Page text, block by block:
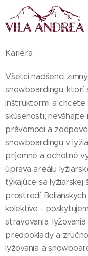
Kariéra
Všetci nadšenci
snowboardingu, ktorí
inštruktormi a
skúsenosti,
právomoci a
snowboardingu v
príjemné a ochotné
úprava areálu
týkajúce sa
prostredí
kolektíve -
stravovania,
predpoklady a
lyžovania a